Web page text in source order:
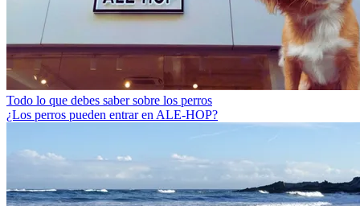
Todo lo que debes saber sobre los perros
¿Los perros pueden entrar en ALE-HOP?